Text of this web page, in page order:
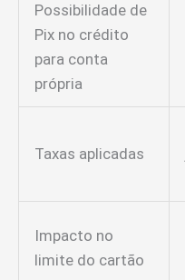
Possibilidade de
Pix no crédito
para conta
própria
Taxas aplicadas
Impacto no
limite do cartão